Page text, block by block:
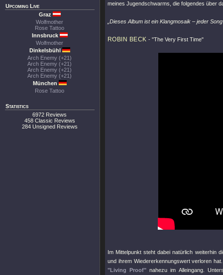
Upcoming Live
Graz
Wolfmother
Rose Tattoo
Innsbruck
Wolfmother
Dinkelsbühl
Arch Enemy (+21)
Arch Enemy (+21)
Arch Enemy (+21)
Arch Enemy (+21)
München
Rose Tattoo
Statistics
6972 Reviews
458 Classic Reviews
284 Unsigned Reviews
meines Jugendschwarms, die folgendes über
„Dieses Album ist ein Klangmosaik – jeder
ROBIN BECK - "The Very First Time"
Im Mittelpunkt steht dabei natürlich weiterhin
und ihrem Wiedererkennungswert verloren
"Living Proof" nahezu im Alleingang.